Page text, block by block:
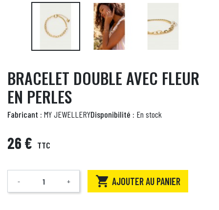
BRACELET DOUBLE AVEC FLEUR
EN PERLES
Fabricant : MY JEWELLERYDisponibilité : En stock
26 € TTC
Quantité
- +  AJOUTER AU PANIER